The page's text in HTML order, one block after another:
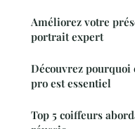
Améliorez votre
portrait expert
Découvrez pourquoi
pro est essentiel
Top 5 coiffeurs